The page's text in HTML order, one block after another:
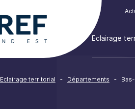
Eclairage
Eclairage territorial - Départements -